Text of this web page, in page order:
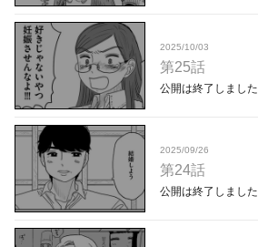
2025/10/03
第25話
公開は終了しました
2025/09/26
第24話
公開は終了しました